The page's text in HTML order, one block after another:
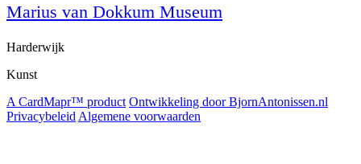
Marius van Dokkum Museum
Harderwijk
Kunst
A CardMapr™ product Ontwikkeling door BjornAntonissen.nl
Privacybeleid Algemene voorwaarden